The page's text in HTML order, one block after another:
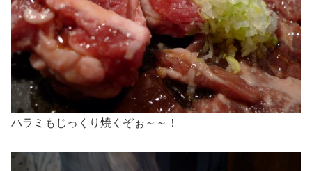
ハラミもじっくり焼くぞぉ～～！